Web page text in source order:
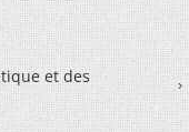
et des